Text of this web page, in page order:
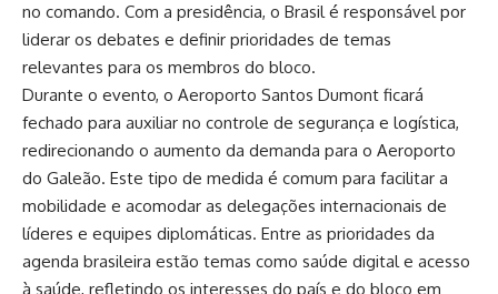
no comando. Com a presidência, o Brasil é responsável por
liderar os debates e definir prioridades de temas
relevantes para os membros do bloco.
Durante o evento, o Aeroporto Santos Dumont ficará
fechado para auxiliar no controle de segurança e logística,
redirecionando o aumento da demanda para o Aeroporto
do Galeão. Este tipo de medida é comum para facilitar a
mobilidade e acomodar as delegações internacionais de
líderes e equipes diplomáticas. Entre as prioridades da
agenda brasileira estão temas como saúde digital e acesso
à saúde, refletindo os interesses do país e do bloco em